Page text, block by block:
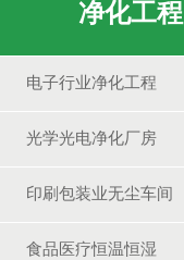
净化工程
电子行业净化工程
光学光电净化厂房
印刷包装业无尘车间
食品医疗恒温恒湿